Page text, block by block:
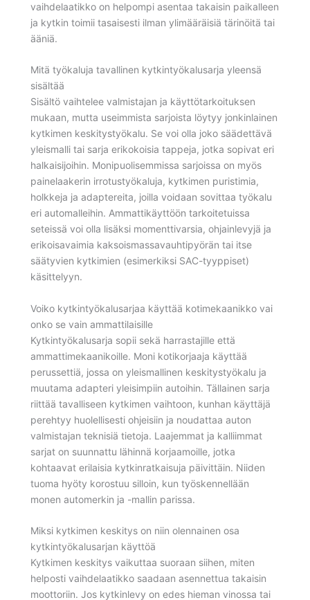
vaihdelaatikko on helpompi asentaa takaisin paikalleen
ja kytkin toimii tasaisesti ilman ylimääräisiä tärinöitä tai
ääniä.
Mitä työkaluja tavallinen kytkintyökalusarja yleensä
sisältää
Sisältö vaihtelee valmistajan ja käyttötarkoituksen
mukaan, mutta useimmista sarjoista löytyy jonkinlainen
kytkimen keskitystyökalu. Se voi olla joko säädettävä
yleismalli tai sarja erikokoisia tappeja, jotka sopivat eri
halkaisijoihin. Monipuolisemmissa sarjoissa on myös
painelaakerin irrotustyökaluja, kytkimen puristimia,
holkkeja ja adaptereita, joilla voidaan sovittaa työkalu
eri automalleihin. Ammattikäyttöön tarkoitetuissa
seteissä voi olla lisäksi momenttivarsia, ohjainlevyjä ja
erikoisavaimia kaksoismassavauhtipyörän tai itse
säätyvien kytkimien (esimerkiksi SAC-tyyppiset)
käsittelyyn.
Voiko kytkintyökalusarjaa käyttää kotimekaanikko vai
onko se vain ammattilaisille
Kytkintyökalusarja sopii sekä harrastajille että
ammattimekaanikoille. Moni kotikorjaaja käyttää
perussettiä, jossa on yleismallinen keskitystyökalu ja
muutama adapteri yleisimpiin autoihin. Tällainen sarja
riittää tavalliseen kytkimen vaihtoon, kunhan käyttäjä
perehtyy huolellisesti ohjeisiin ja noudattaa auton
valmistajan teknisiä tietoja. Laajemmat ja kalliimmat
sarjat on suunnattu lähinnä korjaamoille, jotka
kohtaavat erilaisia kytkinratkaisuja päivittäin. Niiden
tuoma hyöty korostuu silloin, kun työskennellään
monen automerkin ja -mallin parissa.
Miksi kytkimen keskitys on niin olennainen osa
kytkintyökalusarjan käyttöä
Kytkimen keskitys vaikuttaa suoraan siihen, miten
helposti vaihdelaatikko saadaan asennettua takaisin
moottoriin. Jos kytkinlevy on edes hieman vinossa tai